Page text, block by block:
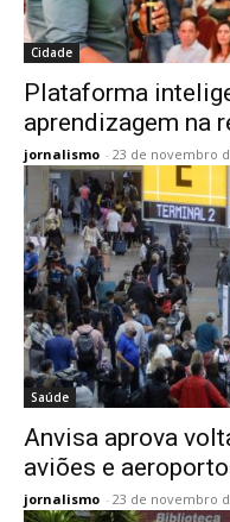
Cidade
Plataforma
aprendizagem na
jornalismo - 23 de novembro
Saúde
Anvisa aprova
aviões e
jornalismo - 23 de novembro